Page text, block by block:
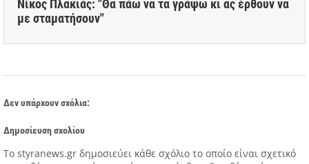
Νίκος Πλακιάς: "Θα πάω να τα γράψω κι ας έρθουν να
με σταματήσουν"
Δεν υπάρχουν σχόλια:
Δημοσίευση σχολίου
Tο styranews.gr δημοσιεύει κάθε σχόλιο το οποίο είναι σχετικό